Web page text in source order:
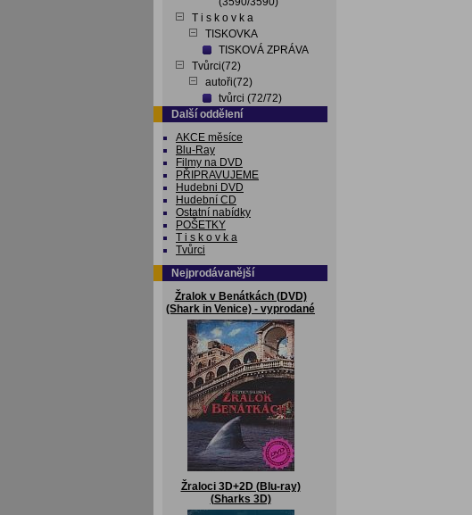
T i s k o v k a
TISKOVKA
TISKOVÁ ZPRÁVA
Tvůrci(72)
autoři(72)
tvůrci (72/72)
Další oddělení
AKCE měsíce
Blu-Ray
Filmy na DVD
PŘIPRAVUJEME
Hudebni DVD
Hudební CD
Ostatní nabídky
POŠETKY
T i s k o v k a
Tvůrci
Nejprodávanější
Žralok v Benátkách (DVD)
(Shark in Venice) - vyprodané
Žraloci 3D+2D (Blu-ray)
(Sharks 3D)